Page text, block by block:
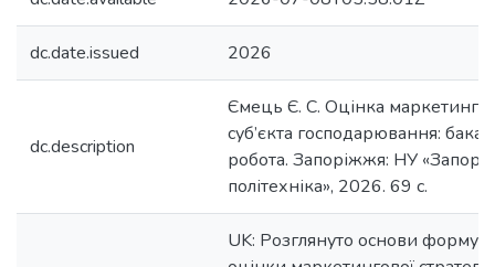
dc.date.issued 2026
dc.description
Ємець Є. С. Оцінка
суб’єкта господарювання:
робота. Запоріжжя: НУ
політехніка», 2026. 69 c.
UK: Розглянуто основи